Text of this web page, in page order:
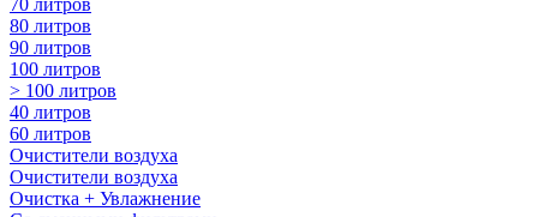
70 литров
80 литров
90 литров
100 литров
> 100 литров
40 литров
60 литров
Очистители воздуха
Очистители воздуха
Очистка + Увлажнение